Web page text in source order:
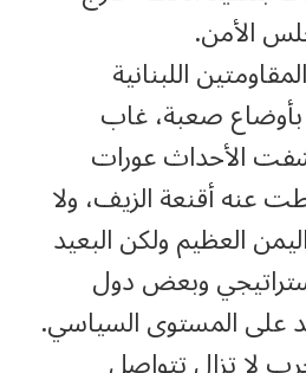
الأمن.
اللبنانية
بأوضاع صعبة، غاب
الأحداث عورات
عنه أقنعة الزيف، ولا
العظيم ولكن البعيد
وبعض دول
على المستوى السياسي.